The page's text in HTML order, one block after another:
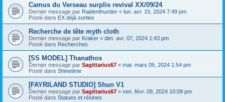
Camus du Verseau surplis revival XX/09/24
Dernier message par Raidenthunder « lun. avr. 15, 2024 7:49 pm
Posté dans EX déjà sorties
Recherche de tête myth cloth
Dernier message par Kraker « dim. avr. 07, 2024 1:43 pm
Posté dans Recherches
[SS MODEL] Thanathos
Dernier message par Sagittarius67 « mar. mars 05, 2024 1:54 pm
Posté dans Shinetime
[FAYRILAND STUDIO] Shun V1
Dernier message par Sagittarius67 « ven. févr. 09, 2024 10:09 pm
Posté dans Statues et résines